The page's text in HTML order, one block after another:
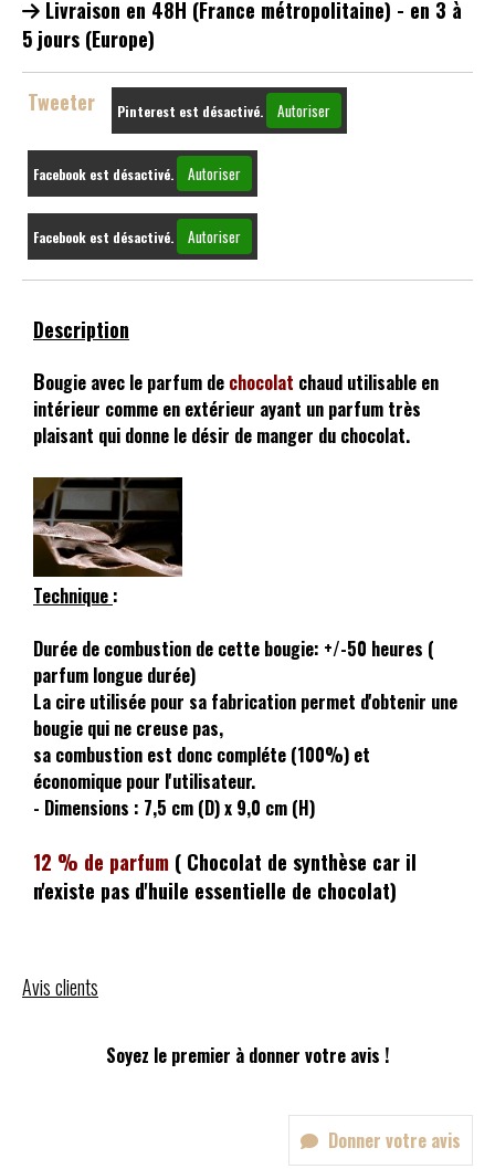
Livraison en 48H (France métropolitaine) - en 3 à
5 jours (Europe)
Tweeter Pinterest est désactivé. Autoriser
Facebook est désactivé. Autoriser
Facebook est désactivé. Autoriser
Description
Bougie avec le parfum de chocolat chaud utilisable en
intérieur comme en extérieur ayant un parfum très
plaisant qui donne le désir de manger du chocolat.
Technique :
Durée de combustion de cette bougie: +/-50 heures (
parfum longue durée)
La cire utilisée pour sa fabrication permet d'obtenir une
bougie qui ne creuse pas,
sa combustion est donc compléte (100%) et
économique pour l'utilisateur.
- Dimensions : 7,5 cm (D) x 9,0 cm (H)
12 % de parfum ( Chocolat de synthèse car il
n'existe pas d'huile essentielle de chocolat)
Avis clients
Soyez le premier à donner votre avis !
Donner votre avis